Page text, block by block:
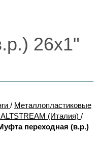
26х1"
/ Металлопластиковые
(Италия) /
переходная (в.р.)